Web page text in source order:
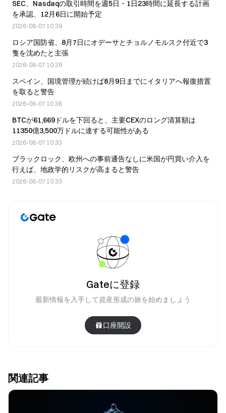
SEC、Nasdaqの取引時間を週5日・1日23時間に延長する計画
を承認、12月6日に開始予定
2026-08-07 10:39
ロシア国防省、8月7日にオデーサとチョルノモルスク付近で3
隻を沈めたと主張
2026-08-07 10:39
スペイン、国境管理が続けば8月9日までにイタリアへ報復措置
を取ると警告
2026-08-07 10:38
BTCが61,669ドルを下回ると、主要CEXのロング清算額は
11350億3,500万ドルに達する可能性がある
2026-08-07 10:33
ブラックロック、欧州への事前通告なしに米国が円買い介入を
行えば、地政学的リスクが高まると警告
2026-08-07 10:33
Gateに登録
最新情報を入手して資産形成の旅を始めましょう
口座開設
関連記事